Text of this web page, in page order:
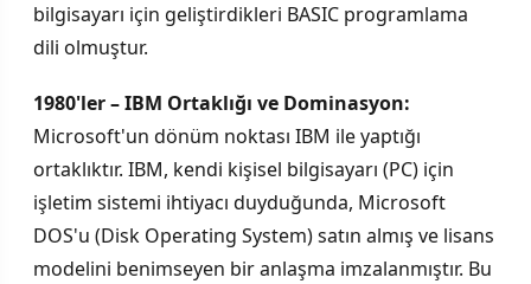
bilgisayarı için geliştirdikleri BASIC programlama
dili olmuştur.
1980'ler – IBM Ortaklığı ve Dominasyon:
Microsoft'un dönüm noktası IBM ile yaptığı
ortaklıktır. IBM, kendi kişisel bilgisayarı (PC) için
işletim sistemi ihtiyacı duyduğunda, Microsoft
DOS'u (Disk Operating System) satın almış ve lisans
modelini benimseyen bir anlaşma imzalanmıştır. Bu